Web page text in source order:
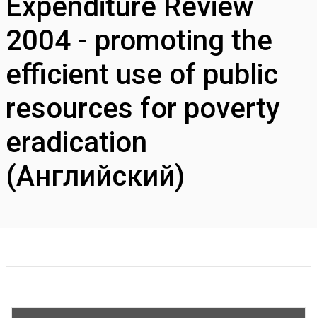
Expenditure Review
2004 - promoting the
efficient use of public
resources for poverty
eradication
(Английский)